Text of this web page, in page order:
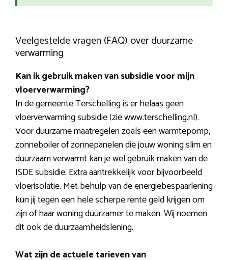
Veelgestelde vragen (FAQ) over duurzame
verwarming
Kan ik gebruik maken van subsidie voor mijn
vloerverwarming?
In de gemeente Terschelling is er helaas geen
vloerverwarming subsidie (zie www.terschelling.nl).
Voor duurzame maatregelen zoals een warmtepomp,
zonneboiler of zonnepanelen die jouw woning slim en
duurzaam verwarmt kan je wel gebruik maken van de
ISDE subsidie. Extra aantrekkelijk voor bijvoorbeeld
vloerisolatie. Met behulp van de energiebespaarlening
kun jij tegen een hele scherpe rente geld krijgen om
zijn of haar woning duurzamer te maken. Wij noemen
dit ook de duurzaamheidslening.
Wat zijn de actuele tarieven van